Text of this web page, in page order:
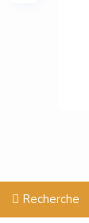
Recherche